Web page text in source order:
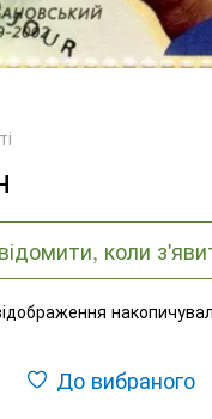
коли
До вибраного